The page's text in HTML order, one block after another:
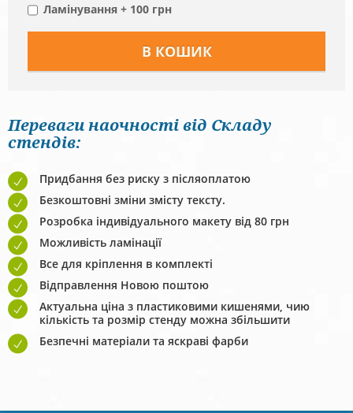
Ламінування + 100 грн
Переваги наочності від Складу
стендів:
Придбання без риску з післяоплатою
Безкоштовні зміни змісту тексту.
Розробка індивідуального макету від 80 грн
Можливість ламінації
Все для кріплення в комплекті
Відправлення Новою поштою
Актуальна ціна з пластиковими кишенями, чию
кількість та розмір стенду можна збільшити
Безпечні матеріали та яскраві фарби